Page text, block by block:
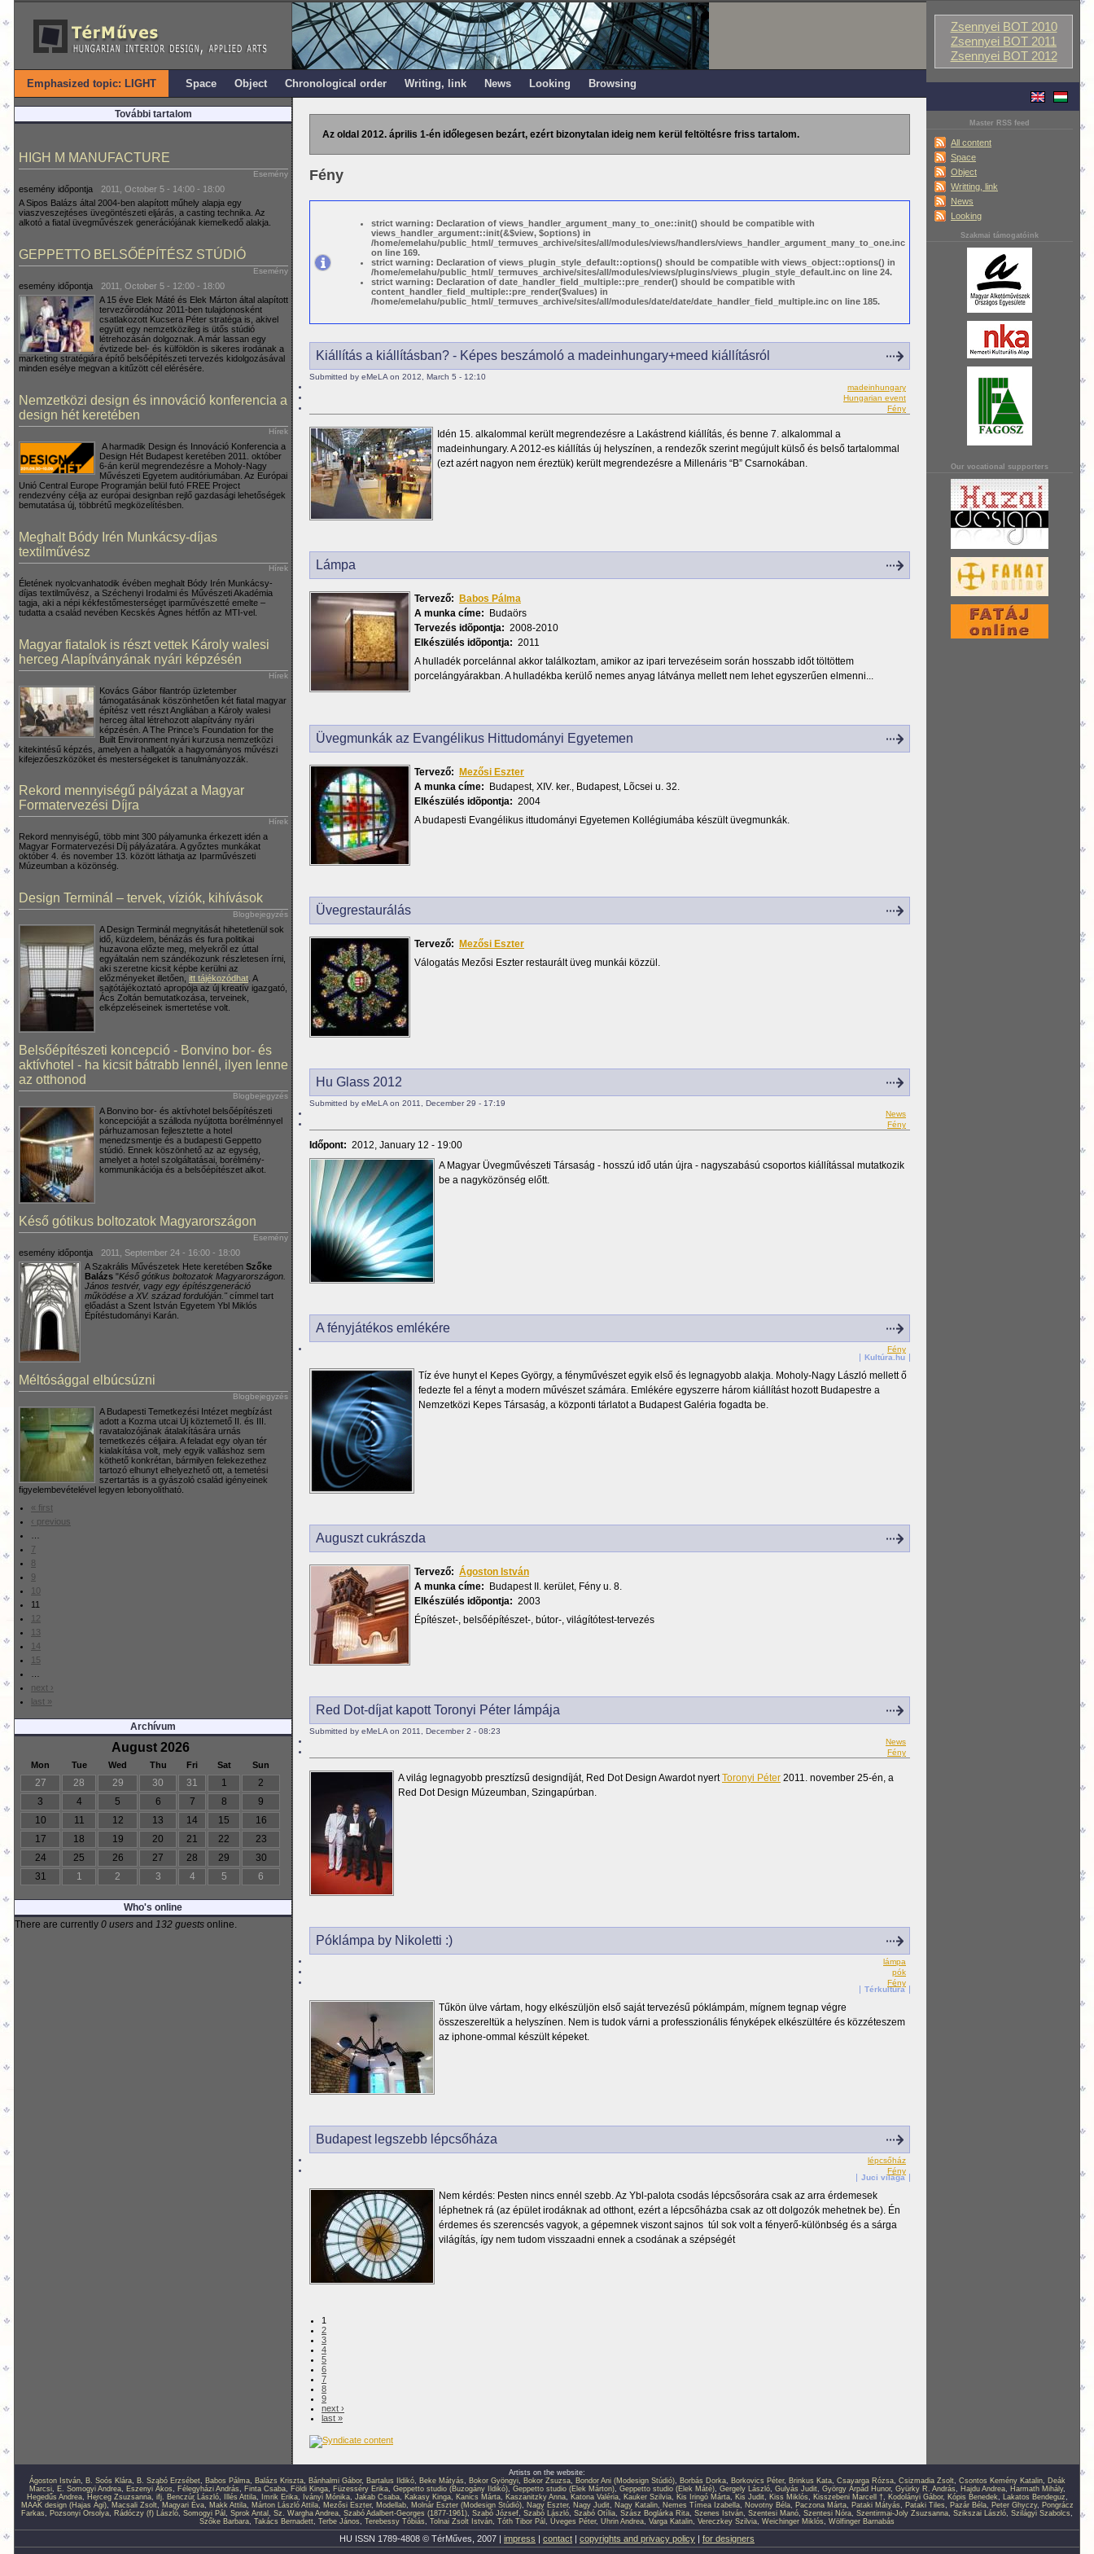
Zsennyei BOT 2010
Zsennyei BOT 2011
Zsennyei BOT 2012
Master RSS feed
All content
Space
Object
Writting, link
News
Looking
Szakmai támogatóink
Our vocational supporters
Emphasized topic: LIGHT Space Object Chronological order Writing, link News Looking Browsing
További tartalom
HIGH M MANUFACTURE
Esemény
esemény időpontja 2011, October 5 - 14:00 - 18:00
A Sipos Balázs által 2004-ben alapított műhely alapja egy
viaszveszejtéses üvegöntészeti eljárás, a casting technika. Az
alkotó a fiatal üvegművészek generációjának kiemelkedő alakja.
GEPPETTO BELSŐÉPÍTÉSZ STÚDIÓ
Esemény
esemény időpontja 2011, October 5 - 12:00 - 18:00
A 15 éve Elek Máté és Elek Márton által alapított
tervezőirodához 2011-ben tulajdonosként
csatlakozott Kucsera Péter stratéga is, akivel
együtt egy nemzetközileg is ütős stúdió
létrehozásán dolgoznak. A már lassan egy
évtizede bel- és külföldön is sikeres irodának a
marketing stratégiára építő belsőépítészeti tervezés kidolgozásával
minden esélye megvan a kitűzött cél elérésére.
Nemzetközi design és innováció konferencia a
design hét keretében
Hírek
A harmadik Design és Innováció Konferencia a
Design Hét Budapest keretében 2011. október
6-án kerül megrendezésre a Moholy-Nagy
Művészeti Egyetem auditóriumában. Az Európai
Unió Central Europe Programján belül futó FREE Project
rendezvény célja az európai designban rejlő gazdasági lehetőségek
bemutatása új, többrétű megközelítésben.
Meghalt Bódy Irén Munkácsy-díjas
textilművész
Hírek
Életének nyolcvanhatodik évében meghalt Bódy Irén Munkácsy-
díjas textilművész, a Széchenyi Irodalmi és Művészeti Akadémia
tagja, aki a népi kékfestőmesterséget iparművészetté emelte –
tudatta a család nevében Kecskés Ágnes hétfőn az MTI-vel.
Magyar fiatalok is részt vettek Károly walesi
herceg Alapítványának nyári képzésén
Hírek
Kovács Gábor filantróp üzletember
támogatásának köszönhetően két fiatal magyar
építész vett részt Angliában a Károly walesi
herceg által létrehozott alapítvány nyári
képzésén. A The Prince’s Foundation for the
Built Environment nyári kurzusa nemzetközi
kitekintésű képzés, amelyen a hallgatók a hagyományos művészi
kifejezőeszközöket és mesterségeket is tanulmányozzák.
Rekord mennyiségű pályázat a Magyar
Formatervezési Díjra
Hírek
Rekord mennyiségű, több mint 300 pályamunka érkezett idén a
Magyar Formatervezési Díj pályázatára. A győztes munkákat
október 4. és november 13. között láthatja az Iparművészeti
Múzeumban a közönség.
Design Terminál – tervek, víziók, kihívások
Blogbejegyzés
A Design Terminál megnyitását hihetetlenül sok
idő, küzdelem, bénázás és fura politikai
huzavona előzte meg, melyekről ez úttal
egyáltalán nem szándékozunk részletesen írni,
aki szeretne kicsit képbe kerülni az
előzményeket illetően, itt tájékozódhat . A
sajtótájékoztató apropója az új kreatív igazgató,
Ács Zoltán bemutatkozása, terveinek,
elképzeléseinek ismertetése volt.
Belsőépítészeti koncepció - Bonvino bor- és
aktívhotel - ha kicsit bátrabb lennél, ilyen lenne
az otthonod
Blogbejegyzés
A Bonvino bor- és aktívhotel belsőépítészeti
koncepcióját a szálloda nyújtotta borélménnyel
párhuzamosan fejlesztette a hotel
menedzsmentje és a budapesti Geppetto
stúdió. Ennek köszönhető az az egység,
amelyet a hotel szolgáltatásai, borélmény-
kommunikációja és a belsőépítészet alkot.
Késő gótikus boltozatok Magyarországon
Esemény
esemény időpontja 2011, September 24 - 16:00 - 18:00
A Szakrális Művészetek Hete keretében Szőke
Balázs "Késő gótikus boltozatok Magyarországon.
János testvér, vagy egy építészgeneráció
működése a XV. század fordulóján." címmel tart
előadást a Szent István Egyetem Ybl Miklós
Építéstudományi Karán.
Méltósággal elbúcsúzni
Blogbejegyzés
A Budapesti Temetkezési Intézet megbízást
adott a Kozma utcai Új köztemető II. és III.
ravatalozójának átalakítására urnás
temetkezés céljaira. A feladat egy olyan tér
kialakítása volt, mely egyik valláshoz sem
köthető konkrétan, bármilyen felekezethez
tartozó elhunyt elhelyezhető ott, a temetési
szertartás is a gyászoló család igényeinek
figyelembevételével legyen lebonyolítható.
« first
‹ previous
7
8
9
10
11
12
13
14
15
next ›
last »
Archívum
August 2026
Mon Tue Wed Thu Fri Sat Sun
27 28 29 30 31 1
2
3
4 5 6 7 8
9
10
11 12 13 14 15
16
17
18 19 20 21 22
23
24
25 26 27 28 29
30
31
1 2 3 4 5 6
Who's online
There are currently 0 users and 132 guests online.
Az oldal 2012. április 1-én időlegesen bezárt, ezért bizonytalan ideig nem kerül feltöltésre friss tartalom.
Fény
strict warning: Declaration of views_handler_argument_many_to_one::init() should be compatible with
views_handler_argument::init(&$view, $options) in
/home/emelahu/public_html/_termuves_archive/sites/all/modules/views/handlers/views_handler_argument_many_to_one.inc
on line 169.
strict warning: Declaration of views_plugin_style_default::options() should be compatible with views_object::options() in
/home/emelahu/public_html/_termuves_archive/sites/all/modules/views/plugins/views_plugin_style_default.inc on line 24.
strict warning: Declaration of date_handler_field_multiple::pre_render() should be compatible with
content_handler_field_multiple::pre_render($values) in
/home/emelahu/public_html/_termuves_archive/sites/all/modules/date/date/date_handler_field_multiple.inc on line 185.
Kiállítás a kiállításban? - Képes beszámoló a madeinhungary+meed kiállításról
Submitted by eMeLA on 2012, March 5 - 12:10
madeinhungary
Hungarian event
Fény
Idén 15. alkalommal került megrendezésre a Lakástrend kiállítás, és benne 7. alkalommal a
madeinhungary. A 2012-es kiállítás új helyszínen, a rendezők szerint megújult külső és belső tartalommal
(ezt azért nagyon nem éreztük) került megrendezésre a Millenáris “B” Csarnokában.
Lámpa
Tervező:
Babos Pálma
A munka címe:
Budaörs
Tervezés idõpontja: 2008-2010
Elkészülés idõpontja: 2011
A hulladék porcelánnal akkor találkoztam, amikor az ipari tervezéseim során hosszabb időt töltöttem
porcelángyárakban. A hulladékba kerülő nemes anyag látványa mellett nem lehet egyszerűen elmenni...
Üvegmunkák az Evangélikus Hittudományi Egyetemen
Tervező: Mezősi Eszter
A munka címe: Budapest, XIV. ker., Budapest, Lõcsei u. 32.
Elkészülés idõpontja: 2004
A budapesti Evangélikus ittudományi Egyetemen Kollégiumába készült üvegmunkák.
Üvegrestaurálás
Tervező: Mezősi Eszter
Válogatás Mezősi Eszter restaurált üveg munkái közzül.
Hu Glass 2012
Submitted by eMeLA on 2011, December 29 - 17:19
News
Fény
Időpont: 2012, January 12 - 19:00
A Magyar Üvegművészeti Társaság - hosszú idő után újra - nagyszabású csoportos kiállítással mutatkozik
be a nagyközönség előtt.
A fényjátékos emlékére
Fény
Kultúra.hu
Tíz éve hunyt el Kepes György, a fényművészet egyik első és legnagyobb alakja. Moholy-Nagy László mellett ő
fedezte fel a fényt a modern művészet számára. Emlékére egyszerre három kiállítást hozott Budapestre a
Nemzetközi Kepes Társaság, a központi tárlatot a Budapest Galéria fogadta be.
Auguszt cukrászda
Tervező: Ágoston István
A munka címe: Budapest II. kerület, Fény u. 8.
Elkészülés idõpontja: 2003
Építészet-, belsőépítészet-, bútor-, világítótest-tervezés
Red Dot-díjat kapott Toronyi Péter lámpája
Submitted by eMeLA on 2011, December 2 - 08:23
News
Fény
A világ legnagyobb presztízsű designdíját, Red Dot Design Awardot nyertToronyi Péter 2011. november 25-én, a
Red Dot Design Múzeumban, Szingapúrban.
Póklámpa by Nikoletti :)
lámpa
pók
Fény
Térkultúra
Tűkön ülve vártam, hogy elkészüljön első saját tervezésű póklámpám, mígnem tegnap végre
összeszereltük a helyszínen. Nem is tudok várni a professzionális fényképek elkészültére és közzéteszem
az iphone-ommal készült képeket.
Budapest legszebb lépcsőháza
lépcsőház
Fény
Juci világa
Nem kérdés: Pesten nincs ennél szebb. Az Ybl-palota csodás lépcsősorára csak az arra érdemesek
léphetnek rá (az épület irodáknak ad otthont, ezért a lépcsőházba csak az ott dolgozók mehetnek be). Én
érdemes és szerencsés vagyok, a gépemnek viszont sajnos túl sok volt a fényerő-különbség és a sárga
világítás, így nem tudom visszaadni ennek a csodának a szépségét
1
2
3
4
5
6
7
8
9
next ›
last »
Artists on the website:
Ágoston István, B. Soós Klára, B. Szabó Erzsébet, Babos Pálma, Balázs Kriszta, Bánhalmi Gábor, Bartalus Ildikó, Beke Mátyás, Bokor Gyöngyi, Bokor Zsuzsa, Bondor Ani (Modesign Stúdió), Borbás Dorka, Borkovics Péter, Brinkus Kata, Csavarga Rózsa, Csizmadia Zsolt, Csontos Kemény Katalin, Deák
Marcsi, E. Somogyi Andrea, Eszenyi Ákos, Félegyházi András, Finta Csaba, Földi Kinga, Füzesséry Erika, Geppetto studio (Buzogány Ildikó), Geppetto studio (Elek Márton), Geppetto studio (Elek Máté), Gergely László, Gulyás Judit, György Árpád Hunor, Gyürky R. András, Hajdu Andrea, Harmath Mihály,
Hegedűs Andrea, Herceg Zsuzsanna, ifj. Benczúr László, Illés Attila, Imrik Erika, Iványi Mónika, Jakab Csaba, Kakasy Kinga, Kanics Márta, Kaszanitzky Anna, Katona Valéria, Kauker Szilvia, Kis Iringó Márta, Kis Judit, Kiss Miklós, Kisszebeni Marcell †, Kodolányi Gábor, Kópis Benedek, Lakatos Bendeguz,
MAAK design (Hajas Ági), Macsali Zsolt, Magyari Éva, Makk Attila, Márton László Attila, Mezősi Eszter, Modellab, Molnár Eszter (Modesign Stúdió), Nagy Eszter, Nagy Judit, Nagy Katalin, Nemes Tímea Izabella, Novotny Béla, Paczona Márta, Pataki Mátyás, Pataki Tiles, Pazár Béla, Peter Ghyczy, Pongrácz
Farkas, Pozsonyi Orsolya, Rádóczy (f) László, Somogyi Pál , Sprok Antal , Sz. Wargha Andrea, Szabó Adalbert-Georges (1877-1961), Szabó József, Szabó László, Szabó Otília, Szász Boglárka Rita, Szenes István, Szentesi Manó, Szentesi Nóra, Szentirmai-Joly Zsuzsanna, Szikszai László, Szilágyi Szabolcs,
Szőke Barbara, Takács Bernadett, Terbe János, Terebessy Tóbiás, Tolnai Zsolt István, Tóth Tibor Pál , Üveges Péter, Uhrin Andrea, Varga Katalin, Vereczkey Szilvia, Weichinger Miklós, Wölfinger Barnabás
HU ISSN 1789-4808 © TérMűves, 2007 | impress | contact | copyrights and privacy policy | for designers